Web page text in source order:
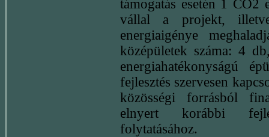
támogatás esetén 1
vállal a projekt,
energiaigénye
középületek száma: 4
energiahatékonyságú
fejlesztés szervesen
közösségi forrásból
elnyert korábbi
folytatásához.